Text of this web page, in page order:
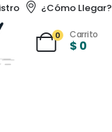
¿Cómo Llegar?
0 Carrito
$ 0